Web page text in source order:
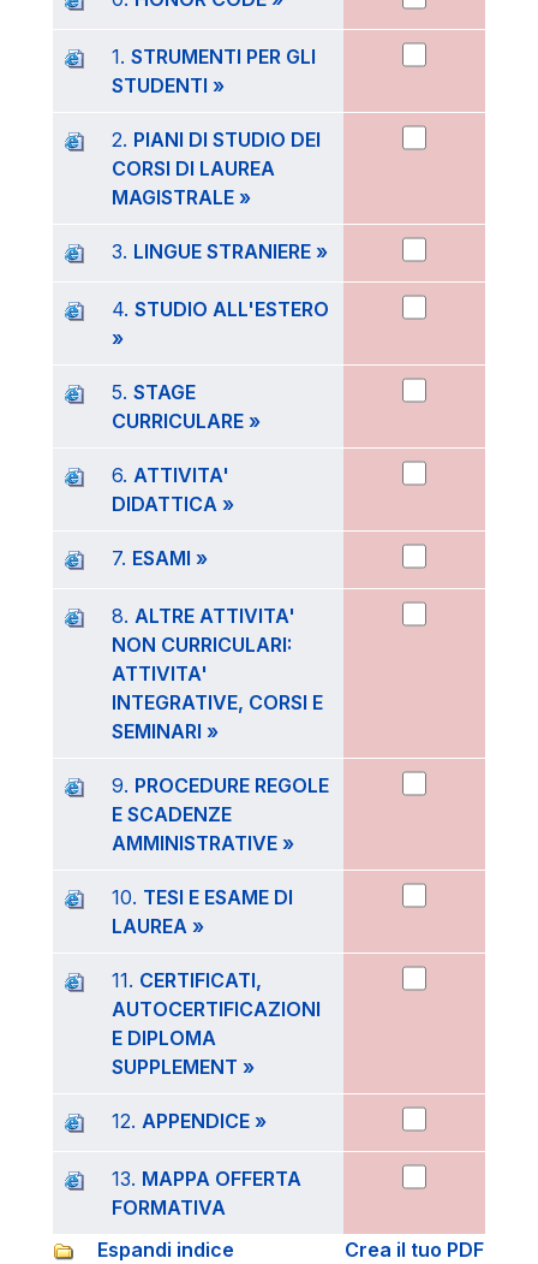
1. STRUMENTI PER GLI
STUDENTI »
2. PIANI DI STUDIO DEI
CORSI DI LAUREA
MAGISTRALE »
3. LINGUE STRANIERE »
4. STUDIO ALL'ESTERO
»
5. STAGE
CURRICULARE »
6. ATTIVITA'
DIDATTICA »
7. ESAMI »
8. ALTRE ATTIVITA'
NON CURRICULARI:
ATTIVITA'
INTEGRATIVE, CORSI E
SEMINARI »
9. PROCEDURE REGOLE
E SCADENZE
AMMINISTRATIVE »
10. TESI E ESAME DI
LAUREA »
11. CERTIFICATI,
AUTOCERTIFICAZIONI
E DIPLOMA
SUPPLEMENT »
12. APPENDICE »
13. MAPPA OFFERTA
FORMATIVA
Espandi indice
Crea il tuo PDF